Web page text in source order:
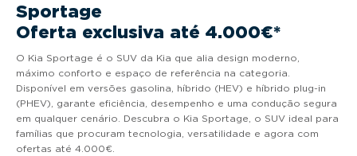
Sportage
Oferta exclusiva até 4.000€*
O Kia Sportage é o SUV da Kia que alia design moderno,
máximo conforto e espaço de referência na categoria.
Disponível em versões gasolina, híbrido (HEV) e híbrido plug-in
(PHEV), garante eficiência, desempenho e uma condução segura
em qualquer cenário. Descubra o Kia Sportage, o SUV ideal para
famílias que procuram tecnologia, versatilidade e agora com
ofertas até 4.000€.